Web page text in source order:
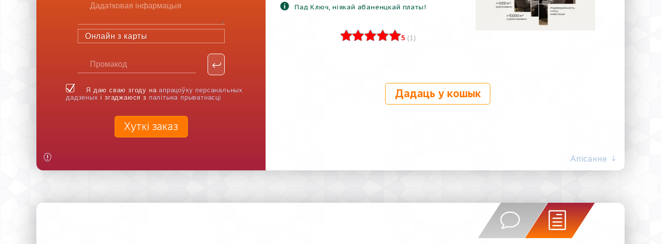
Онлайн з карты
Я даю сваю згоду наапрацоўку персанальных
дадзеных і згаджаюся з палітыка прыватнасці
Хуткі заказ
Пад Ключ, ніякай абаненцкай платы!
5 (1)
Дадаць у кошык
Апісанне